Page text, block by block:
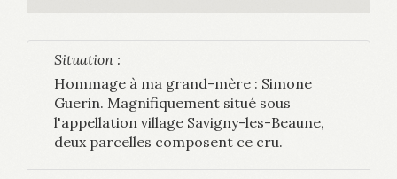
Situation :
Hommage à ma grand-mère : Simone
Guerin. Magnifiquement situé sous
l'appellation village Savigny-les-Beaune,
deux parcelles composent ce cru.